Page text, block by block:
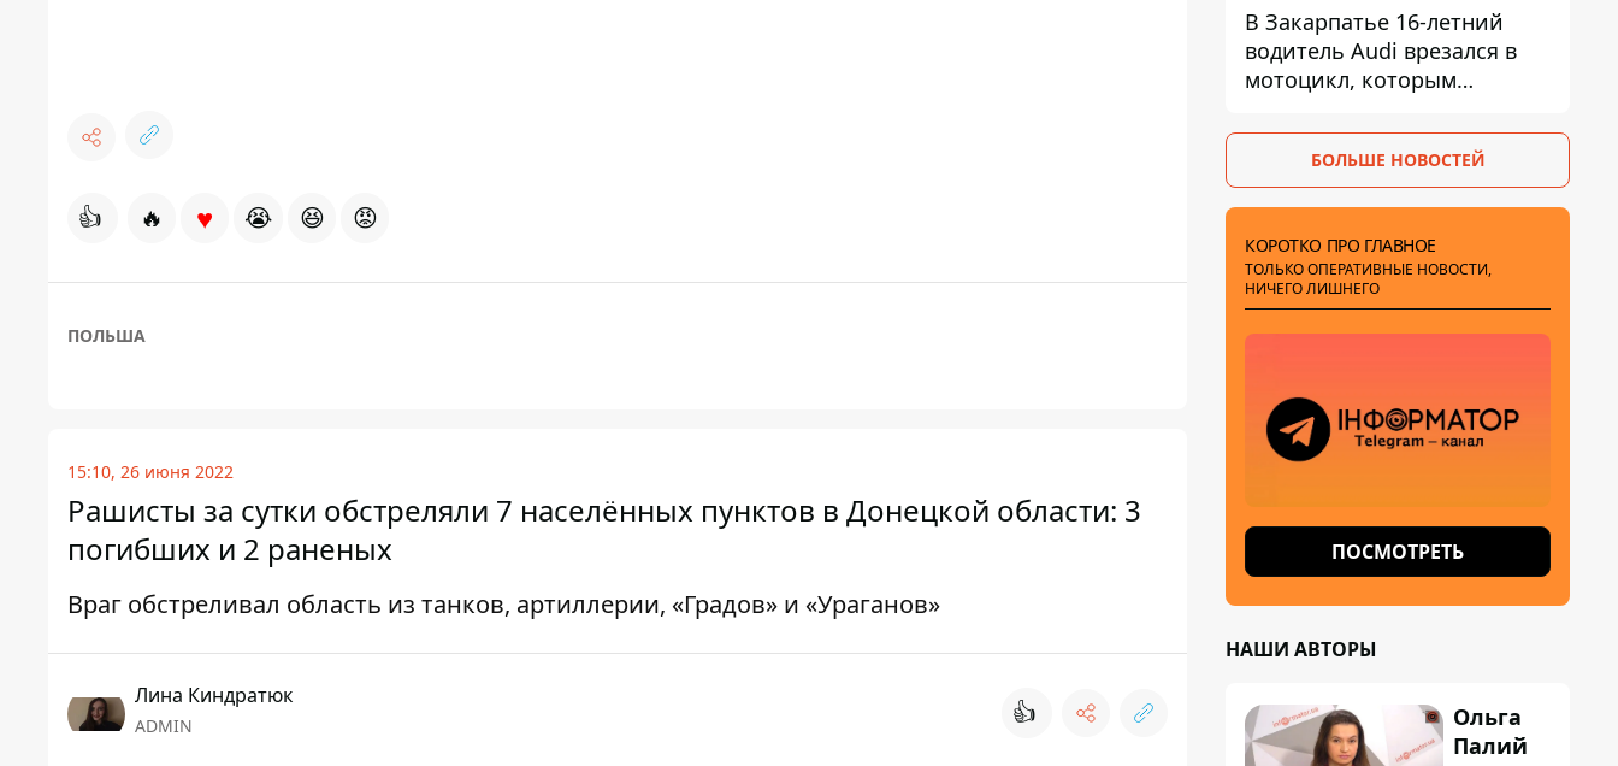
👍 🔥 ♥ 😭 😆 😡
ПОЛЬША
15:10, 26 июня 2022
Рашисты за сутки обстреляли 7 населённых пунктов в Донецкой области: 3
погибших и 2 раненых
Враг обстреливал область из танков, артиллерии, «Градов» и «Ураганов»
Лина Киндратюк
ADMIN 👍
В Закарпатье 16-летний
водитель Audi врезался в
мотоцикл, которым
мальчик
БОЛЬШЕ НОВОСТЕЙ
КОРОТКО ПРО ГЛАВНОЕ
ТОЛЬКО ОПЕРАТИВНЫЕ НОВОСТИ,
НИЧЕГО ЛИШНЕГО
ПОСМОТРЕТЬ
НАШИ АВТОРЫ
Ольга
Палий